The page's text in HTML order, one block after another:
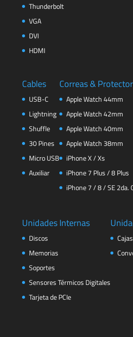
Thunderbolt
VGA
DVI
HDMI
Cables
USB-C
Lightning
Shuffle
30 Pines
Micro USB
Auxiliar
Correas &
Apple Watch 44mm
Apple Watch 42mm
Apple Watch 40mm
Apple Watch 38mm
iPhone X / Xs
iPhone 7 Plus / 8 Plus
iPhone 7 / 8 / SE 2da.
Unidades Internas
Discos
Memorias
Soportes
Sensores Térmicos Digitales
Tarjeta de PCIe